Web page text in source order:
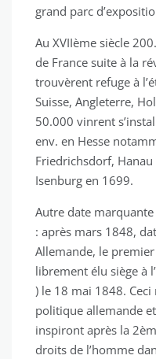
grand parc
Au XVIIème siècle
de France suite à la
trouvèrent refuge à
Suisse, Angleterre,
50.000 vinrent
env. en Hesse
Friedrichsdorf,
Isenburg en 1699.
Autre date marquante
: après mars 1848,
Allemande, le
librement élu siège à
) le 18 mai 1848.
politique allemande
inspiront après la
droits de l’homme